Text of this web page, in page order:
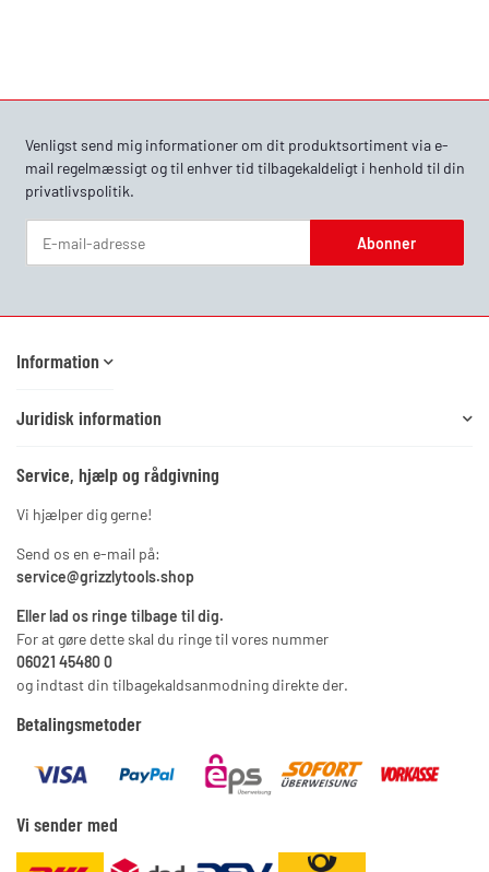
Venligst send mig informationer om dit produktsortiment via e-
mail regelmæssigt og til enhver tid tilbagekaldeligt i henhold til din
privatlivspolitik.
Abonner
Information
Juridisk information
Service, hjælp og rådgivning
Vi hjælper dig gerne!
Send os en e-mail på:
service@grizzlytools.shop
Eller lad os ringe tilbage til dig.
For at gøre dette skal du ringe til vores nummer
06021 45480 0
og indtast din tilbagekaldsanmodning direkte der.
Betalingsmetoder
Vi sender med